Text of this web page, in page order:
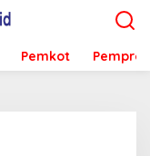
Pemkot Pemprov